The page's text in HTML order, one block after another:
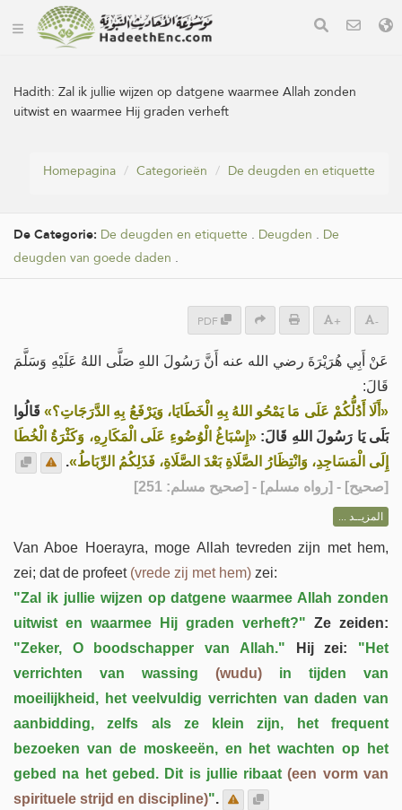
Hadith:Zal ik jullie wijzen op datgene waarmee Allah zonden
uitwist en waarmee Hij graden verheft
Homepagina Categorieën De deugden en etiquette
De Categorie: De deugden en etiquette . Deugden . De
deugden van goede daden .
PDF + -
عَنْ أَبِي هُرَيْرَةَ رضي الله عنه أَنَّ رَسُولَ اللهِ صَلَّى اللهُ عَلَيْهِ وَسَلَّمَ
قَالَ:
«أَلَا أَدُلُّكُمْ عَلَى مَا يَمْحُو اللهُ بِهِ الْخَطَايَا، وَيَرْفَعُ بِهِ الدَّرَجَاتِ؟»قَالُوا
بَلَى يَا رَسُولَ اللهِ قَالَ: «إِسْبَاغُ الْوُضُوءِ عَلَى الْمَكَارِهِ، وَكَثْرَةُ الْخُطَا
إِلَى الْمَسَاجِدِ، وَانْتِظَارُ الصَّلَاةِ بَعْدَ الصَّلَاةِ، فَذَلِكُمُ الرِّبَاطُ».
[صحيح] - [رواه مسلم] - [صحيح مسلم: 251]
المزيــد ...
Van Aboe Hoerayra, moge Allah tevreden zijn met hem,
zei; dat de profeet (vrede zij met hem) zei:
"Zal ik jullie wijzen op datgene waarmee Allah zonden
uitwist en waarmee Hij graden verheft?" Ze zeiden:
"Zeker, O boodschapper van Allah." Hij zei: "Het
verrichten van wassing (wudu) in tijden van
moeilijkheid, het veelvuldig verrichten van daden van
aanbidding, zelfs als ze klein zijn, het frequent
bezoeken van de moskeeën, en het wachten op het
gebed na het gebed. Dit is jullie ribaat(een vorm van
spirituele strijd en discipline)".